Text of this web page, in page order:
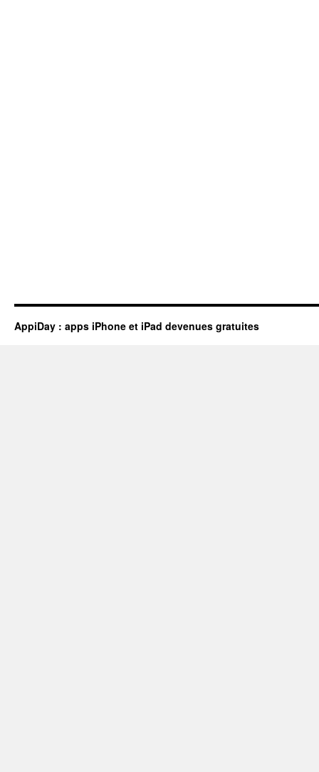
AppiDay : apps iPhone et iPad devenues gratuites